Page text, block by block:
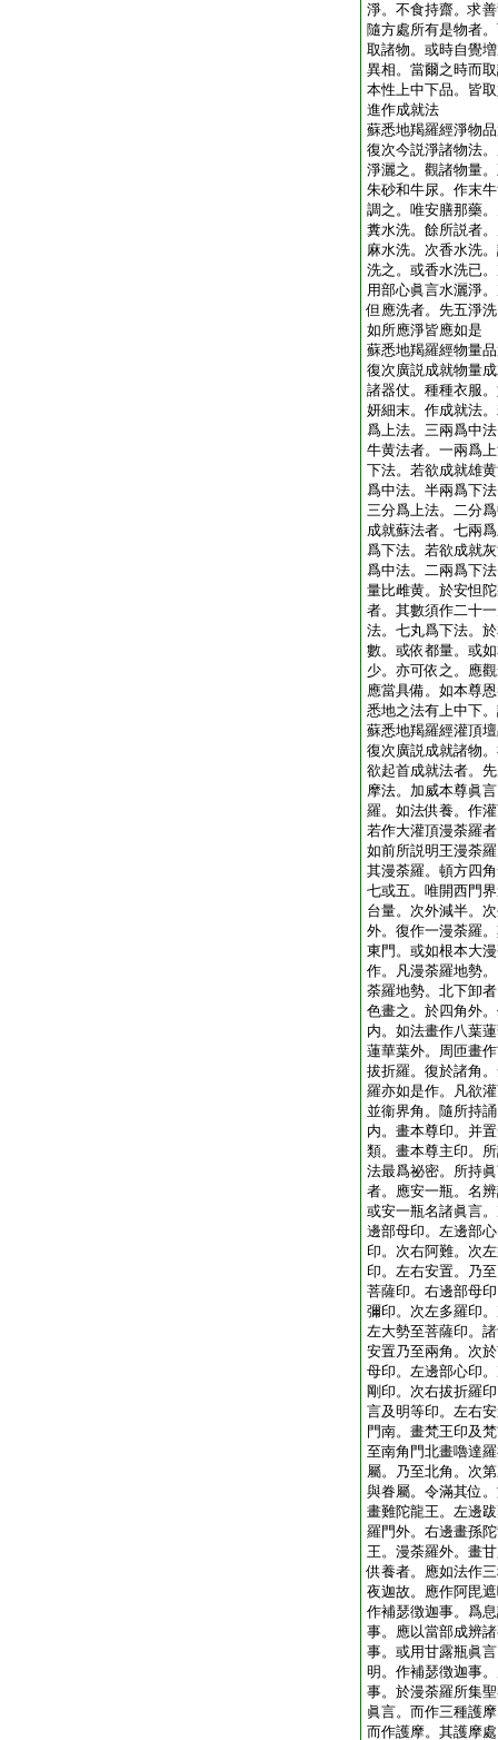
淨。不食持齋。求
隨方處所有是物者
取諸物。或時自覺
異相。當爾之時而
本性上中下品。皆
進作成就法
蘇悉地羯羅經淨物
復次今説淨諸物法
淨灑之。觀諸物量
朱砂和牛尿。作末
調之。唯安膳那藥
糞水洗。餘所説者
麻水洗。次香水洗
洗之。或香水洗已
用部心眞言水灑淨
但應洗者。先五淨
如所應淨皆應如是
蘇悉地羯羅經物量
復次廣説成就物量
諸器仗。種種衣服
妍細末。作成就法
爲上法。三兩爲中
牛黄法者。一兩爲
下法。若欲成就雄
爲中法。半兩爲下
三分爲上法。二分
成就蘇法者。七兩
爲下法。若欲成就
爲中法。二兩爲下
量比雌黄。於安怛
者。其數須作二十
法。七丸爲下法。
數。或依都量。或
少。亦可依之。應
應當具備。如本尊
悉地之法有上中下
蘇悉地羯羅經灌頂
復次廣説成就諸物
欲起首成就法者。
摩法。加威本尊眞
羅。如法供養。作
若作大灌頂漫荼羅
如前所説明王漫荼
其漫荼羅。頓方四
七或五。唯開西門
台量。次外減半。
外。復作一漫荼羅
東門。或如根本大
作。凡漫荼羅地勢
荼羅地勢。北下卸
色畫之。於四角外
内。如法畫作八葉
蓮華葉外。周匝畫
拔折羅。復於諸角
羅亦如是作。凡欲
並衞界角。隨所持
内。畫本尊印。并
類。畫本尊主印。
法最爲祕密。所持
者。應安一瓶。名
或安一瓶名諸眞言
邊部母印。左邊部
印。次右阿難。次
印。左右安置。乃
菩薩印。右邊部母
彌印。次左多羅印
左大勢至菩薩印。
安置乃至兩角。次
母印。左邊部心印
剛印。次右拔折羅
言及明等印。左右
門南。畫梵王印及
至南角門北畫嚕達
屬。乃至北角。次
與眷屬。令滿其位
畫難陀龍王。左邊
羅門外。右邊畫孫
王。漫荼羅外。畫
供養者。應如法作
夜迦故。應作阿毘
作補瑟徴迦事。爲
事。應以當部成辨
事。或用甘露瓶眞
明。作補瑟徴迦事
事。於漫荼羅所集
眞言。而作三種護
而作護摩。其護摩